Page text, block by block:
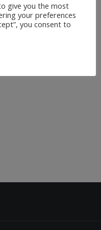
hinter dem Club von
Yoga statt. Genieße
Naturatmosphäre,
Yoga Flows
give you the most
your preferences
you consent to